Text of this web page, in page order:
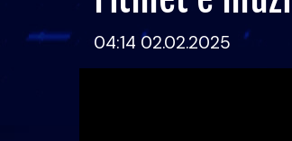
04:14 02.02.2025